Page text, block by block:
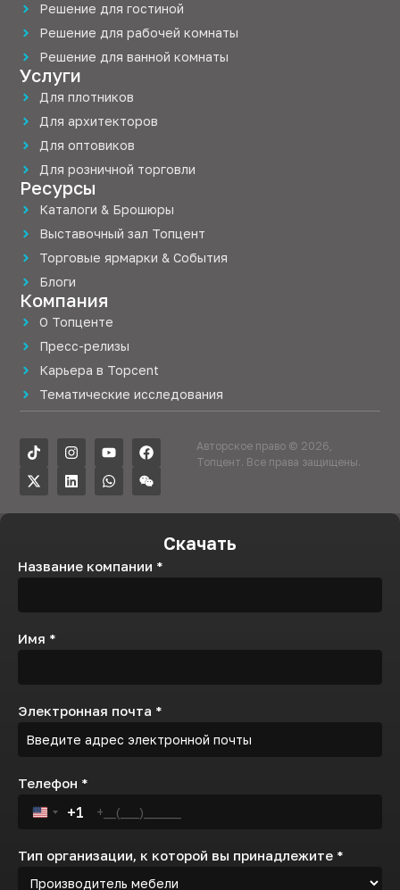
Решение для гостиной
Решение для рабочей комнаты
Решение для ванной комнаты
Услуги
Для плотников
Для архитекторов
Для оптовиков
Для розничной торговли
Ресурсы
Каталоги & Брошюры
Выставочный зал Топцент
Торговые ярмарки & События
Блоги
Компания
О Топценте
Пресс-релизы
Карьера в Topcent
Тематические исследования
Авторское право © 2026,
Топцент. Все права защищены.
Скачать
Название компании *
Имя *
Электронная почта *
Телефон *
United States +1
+1
Тип организации, к которой вы принадлежите *